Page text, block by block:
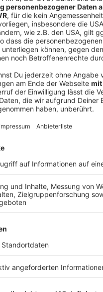
Weiterführende Links
Anzeige
Das Interview mit NRW-
könnt ihr euchhier
Wer alle Veränderungen
sich hierunsere
gibt es
, wie die
Anzeige
Krankenhäuser wehren
Anzeige
Die Reform der
Gericht gezogen. Laut
Verwaltungsgerichten
über
ihnen einzelne Leistungen
zum 1. April in Kraft tritt,